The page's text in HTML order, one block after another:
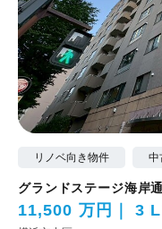
リノベ向き物件 中
グランドステージ海岸
11,500 万円 3